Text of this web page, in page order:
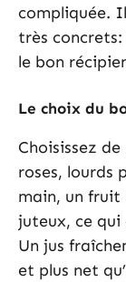
compliquée.
très
le bon
Le choix du
Choisissez
roses, lourds
main, un fruit
juteux, ce qui
Un jus
et plus net